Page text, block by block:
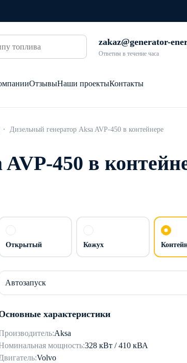
zakaz@generator-
Ответим в течение часа
ОтзывыНаши проектыКонтакты
Дизельный генератор Aksa AVP-450 в контейнере
450 в
Открытый Кожух
Автозапуск
характеристики
Aksa
мощность:328 кВт / 410 кВА
Двигатель:Volvo